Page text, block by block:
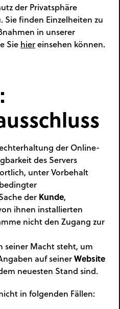
der Privatsphäre
Sie finden Einzelheiten zu
in unserer
Sie hiereinsehen können.
der Online-
des Servers
unter Vorbehalt
der Kunde,
ihnen installierten
nicht den Zugang zur
seiner Macht steht, um
auf seinerWebsite
neuesten Stand sind.
in folgenden Fällen: